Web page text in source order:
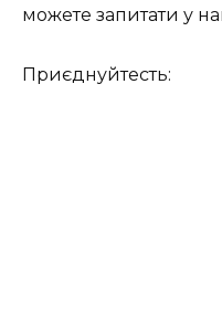
можете запитати у
Приєднуйтесть: